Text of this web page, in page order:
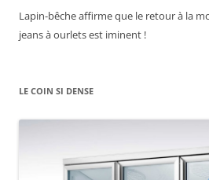
Lapin-bêche affirme que le retour à la
jeans à ourlets est iminent !
LE COIN SI DENSE